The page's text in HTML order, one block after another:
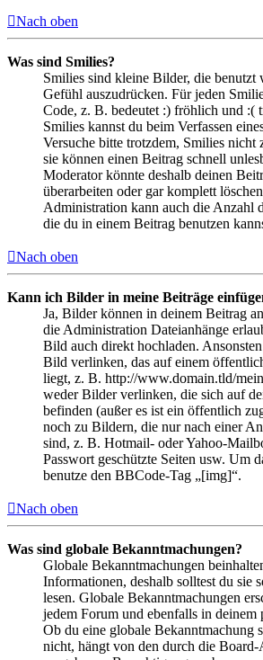
Nach oben
Was sind Smilies?
Smilies sind kleine Bilder, die benutzt
Gefühl auszudrücken. Für jeden
Code, z. B. bedeutet :) fröhlich und :(
Smilies kannst du beim Verfassen
Versuche bitte trotzdem, Smilies nicht
sie können einen Beitrag schnell
Moderator könnte deshalb deinen
überarbeiten oder gar komplett
Administration kann auch die Anzahl
die du in einem Beitrag benutzen
Nach oben
Kann ich Bilder in meine Beiträge
Ja, Bilder können in deinem Beitrag
die Administration Dateianhänge
Bild auch direkt hochladen.
Bild verlinken, das auf einem
liegt, z. B. http://www.domain.tld/
weder Bilder verlinken, die sich auf
befinden (außer es ist ein öffentlich
noch zu Bildern, die nur nach einer
sind, z. B. Hotmail- oder Yahoo-
Passwort geschützte Seiten usw. Um
benutze den BBCode-Tag „[img]“.
Nach oben
Was sind globale Bekanntmachungen?
Globale Bekanntmachungen
Informationen, deshalb solltest du sie
lesen. Globale Bekanntmachungen
jedem Forum und ebenfalls in deinem
Ob du eine globale Bekanntmachung
nicht, hängt von den durch die